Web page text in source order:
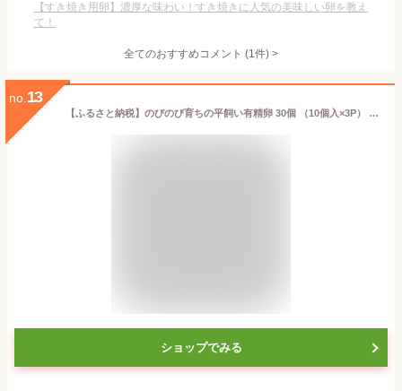
【すき焼き用卵】濃厚な味わい！すき焼きに人気の美味しい卵を教え
て！
全てのおすすめコメント (1件) >
no. 13
【ふるさと納税】のびのび育ちの平飼い有精卵 30個 （10個入×3P） 平飼い 有精卵 たまご 卵 玉子 タマゴ 鶏卵 オムレツ 卵かけご飯 たまご焼き 国産 すき焼き 三重県 多気町 JK-03
ショップでみる